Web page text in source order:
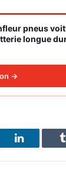
pneus
longue
→
LinkedIn